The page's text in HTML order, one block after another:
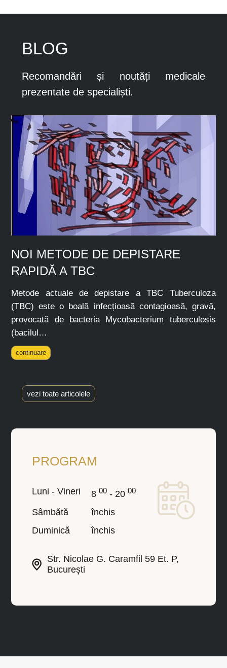
BLOG
Recomandări și noutăți medicale
prezentate de specialiști.
NOI METODE DE DEPISTARE
RAPIDĂ A TBC
Metode actuale de depistare a TBC Tuberculoza
(TBC) este o boală infecțioasă contagioasă, gravă,
provocată de bacteria Mycobacterium tuberculosis
(bacilul…
continuare
vezi toate articolele
PROGRAM
Luni - Vineri 800 - 2000
Sâmbătă
închis
Duminică
închis
Str. Nicolae G. Caramfil 59 Et. P,
București